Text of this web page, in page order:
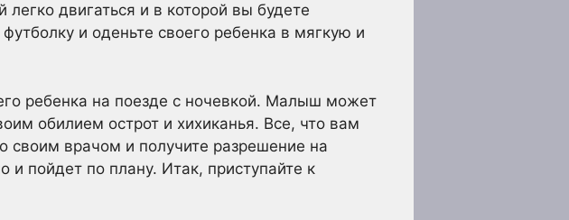
двигаться и в которой вы будете
и оденьте своего ребенка в мягкую и
ребенка на поезде с ночевкой. Малыш может
обилием острот и хихиканья. Все, что вам
своим врачом и получите разрешение на
пойдет по плану. Итак, приступайте к